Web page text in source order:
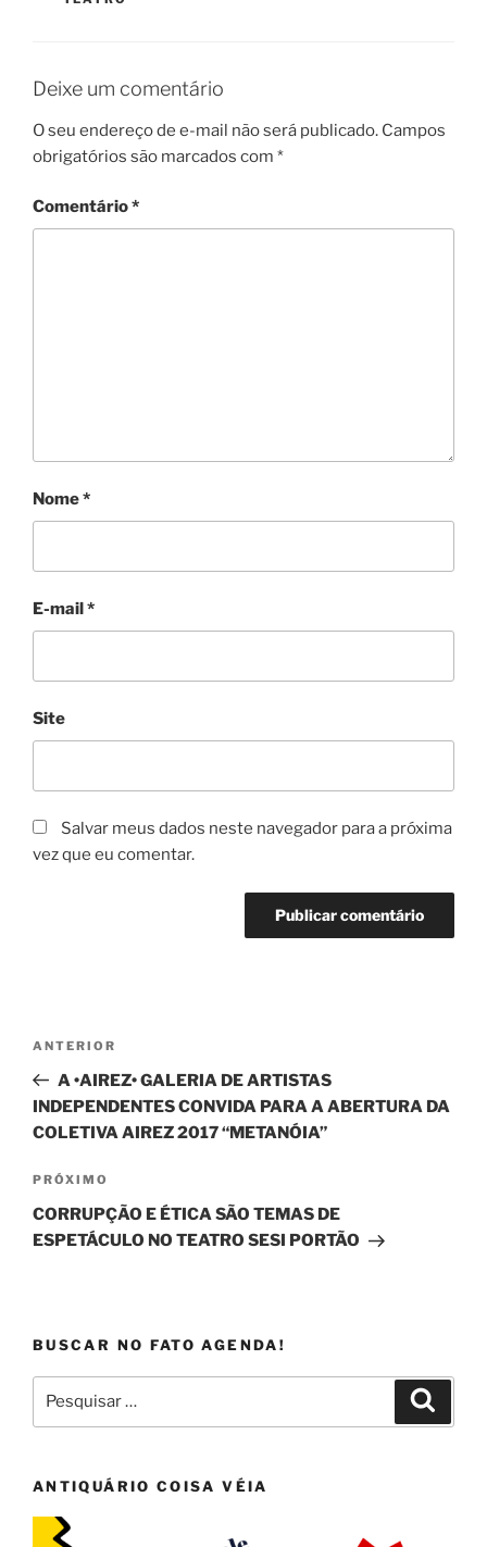
Deixe um comentário
O seu endereço de e-mail não será publicado. Campos
obrigatórios são marcados com *
Comentário*
Nome*
E-mail*
Site
Salvar meus dados neste navegador para a próxima
vez que eu comentar.
Post
Post
anterior
ANTERIOR
A •AIREZ• GALERIA DE ARTISTAS
INDEPENDENTES CONVIDA PARA A ABERTURA DA
COLETIVA AIREZ 2017 “METANÓIA”
Próximo
post
PRÓXIMO
CORRUPÇÃO E ÉTICA SÃO TEMAS DE
ESPETÁCULO NO TEATRO SESI PORTÃO
BUSCAR NO FATO AGENDA!
por:
ANTIQUÁRIO COISA VÉIA